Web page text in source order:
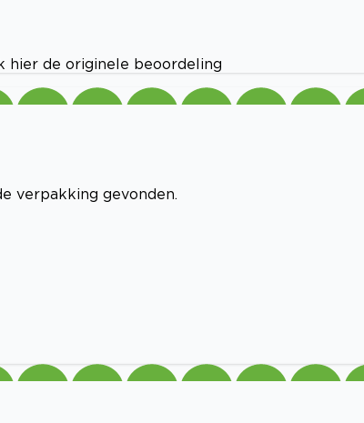
hier de originele beoordeling
verpakking gevonden.